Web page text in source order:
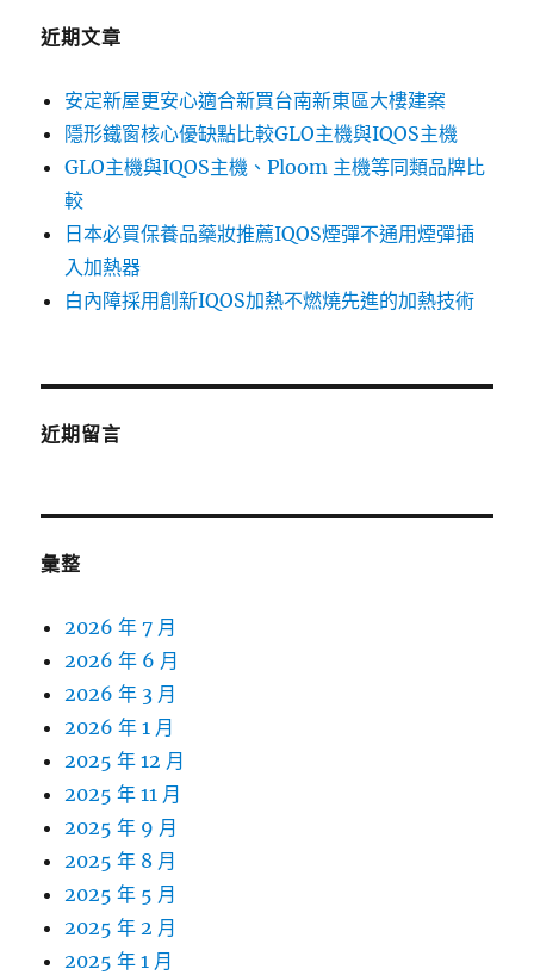
近期文章
安定新屋更安心適合新買台南新東區大樓建案
隱形鐵窗核心優缺點比較GLO主機與IQOS主機
GLO主機與IQOS主機、Ploom 主機等同類品牌比
較
日本必買保養品藥妝推薦IQOS煙彈不通用煙彈插
入加熱器
白內障採用創新IQOS加熱不燃燒先進的加熱技術
近期留言
彙整
2026 年 7 月
2026 年 6 月
2026 年 3 月
2026 年 1 月
2025 年 12 月
2025 年 11 月
2025 年 9 月
2025 年 8 月
2025 年 5 月
2025 年 2 月
2025 年 1 月